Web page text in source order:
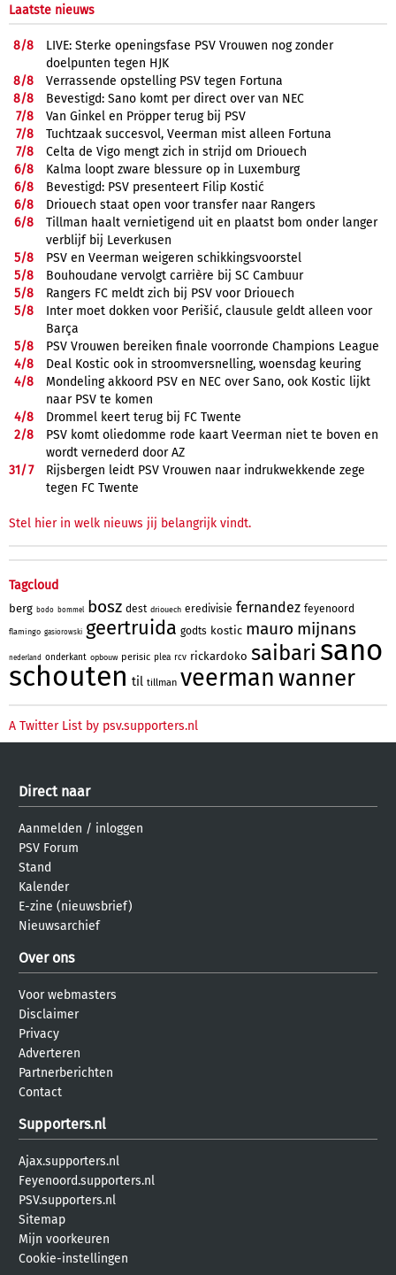
Laatste nieuws
8/8
LIVE: Sterke openingsfase PSV Vrouwen nog zonder
doelpunten tegen HJK
8/8
Verrassende opstelling PSV tegen Fortuna
8/8
Bevestigd: Sano komt per direct over van NEC
7/8
Van Ginkel en Pröpper terug bij PSV
7/8
Tuchtzaak succesvol, Veerman mist alleen Fortuna
7/8
Celta de Vigo mengt zich in strijd om Driouech
6/8
Kalma loopt zware blessure op in Luxemburg
6/8
Bevestigd: PSV presenteert Filip Kostić
6/8
Driouech staat open voor transfer naar Rangers
6/8
Tillman haalt vernietigend uit en plaatst bom onder langer
verblijf bij Leverkusen
5/8
PSV en Veerman weigeren schikkingsvoorstel
5/8
Bouhoudane vervolgt carrière bij SC Cambuur
5/8
Rangers FC meldt zich bij PSV voor Driouech
5/8
Inter moet dokken voor Perišić, clausule geldt alleen voor
Barça
5/8
PSV Vrouwen bereiken finale voorronde Champions League
4/8
Deal Kostic ook in stroomversnelling, woensdag keuring
4/8
Mondeling akkoord PSV en NEC over Sano, ook Kostic lijkt
naar PSV te komen
4/8
Drommel keert terug bij FC Twente
2/8
PSV komt oliedomme rode kaart Veerman niet te boven en
wordt vernederd door AZ
31/7
Rijsbergen leidt PSV Vrouwen naar indrukwekkende zege
tegen FC Twente
Stel hier in welk nieuws jij belangrijk vindt.
Tagcloud
berg bodo bommel bosz dest driouech eredivisie fernandez feyenoord
flamingo gasiorowski geertruida godts kostic mauro mijnans
nederland onderkant opbouw perisic plea rcv rickardoko saibari sano
schouten til tillman veermanwanner
A Twitter List by psv.supporters.nl
Direct naar
Aanmelden / inloggen
PSV Forum
Stand
Kalender
E-zine (nieuwsbrief)
Nieuwsarchief
Over ons
Voor webmasters
Disclaimer
Privacy
Adverteren
Partnerberichten
Contact
Supporters.nl
Ajax.supporters.nl
Feyenoord.supporters.nl
PSV.supporters.nl
Sitemap
Mijn voorkeuren
Cookie-instellingen